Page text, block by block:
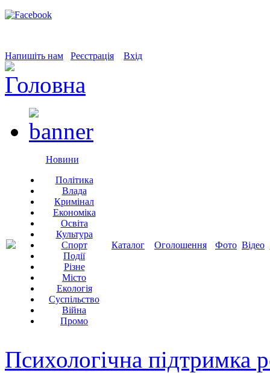
Напишіть нам Реєстрація Вхід
Новини
Політика
Влада
Кримінал
Економіка
Освіта
Культура
Спорт
Події
Різне
Місто
Екологія
Суспільство
Війна
Промо
Каталог Оголошення Фото Відео
Психологічна підтримка